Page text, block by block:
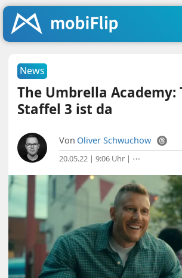
News
The Umbrella
Staffel 3 ist da
Von Oliver Schwuchow
20.05.22 | 9:06 Uhr | ⋯